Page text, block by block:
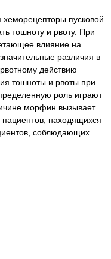
пусковой
тошноту и рвоту. При
влияние на
различия в
действию
тошноты и рвоты при
роль играют
морфин вызывает
находящихся
соблюдающих